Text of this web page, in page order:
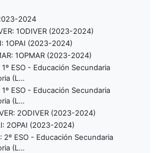
2024
1ODIVER (2023-2024)
1OPAI (2023-2024)
1OPMAR (2023-2024)
1º ESO - Educación Secundaria
(L...
1º ESO - Educación Secundaria
(L...
2ODIVER (2023-2024)
2OPAI (2023-2024)
2º ESO - Educación Secundaria
(L...